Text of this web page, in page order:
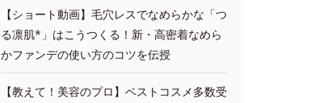
【ショート動画】毛穴レスでなめらかな「つ
る凛肌*」はこうつくる！新・高密着なめら
かファンデの使い方のコツを伝授
【教えて！美容のプロ】ベストコスメ多数受